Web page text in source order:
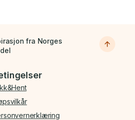
fra Norges